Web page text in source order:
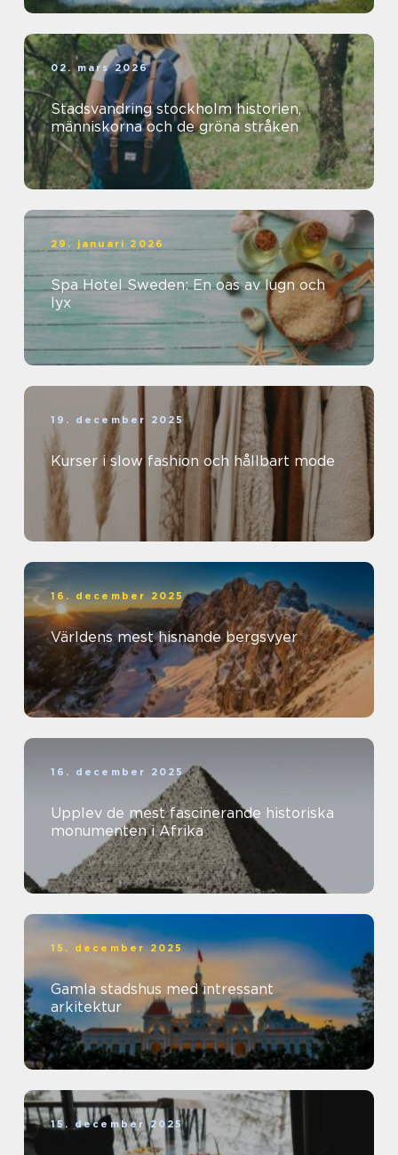
02. mars 2026
Stadsvandring stockholm historien,
människorna och de gröna stråken
29. januari 2026
Spa Hotel Sweden: En oas av lugn och
lyx
19. december 2025
Kurser i slow fashion och hållbart mode
16. december 2025
Världens mest hisnande bergsvyer
16. december 2025
Upplev de mest fascinerande historiska
monumenten i Afrika
15. december 2025
Gamla stadshus med intressant
arkitektur
15. december 2025